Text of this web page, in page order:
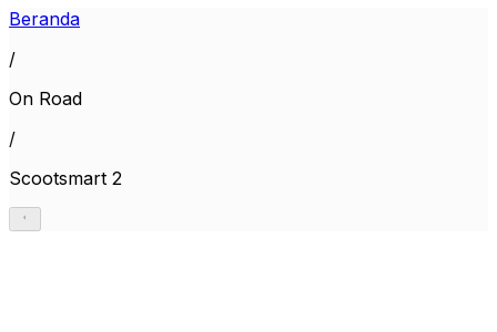
Beranda
/
On Road
/
Scootsmart 2